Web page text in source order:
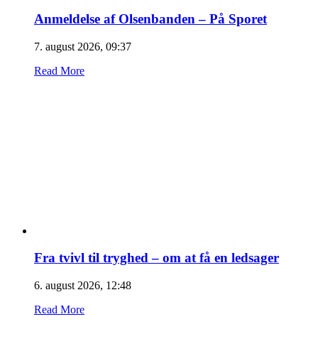
Anmeldelse af Olsenbanden – På Sporet
7. august 2026, 09:37
Read More
Fra tvivl til tryghed – om at få en ledsager
6. august 2026, 12:48
Read More